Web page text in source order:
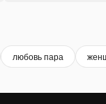
любовь пара